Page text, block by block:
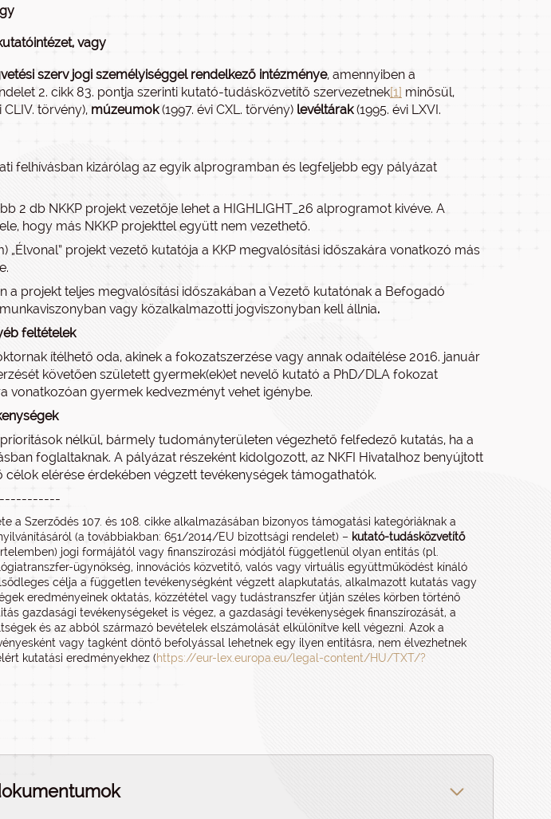
vagy
szerv jogi személyiséggel rendelkező intézménye, amennyiben a
2. cikk 83. pontja szerinti kutató-tudásközvetítő szervezetnek[1] minősül,
CLIV. törvény), múzeumok(1997. évi CXL. törvény) levéltárak(1995. évi LXVI.
felhívásban kizárólag az egyik alprogramban és legfeljebb egy pályázat
2 db NKKP projekt vezetője lehet a HIGHLIGHT_26 alprogramot kivéve. A
hogy más NKKP projekttel együtt nem vezethető.
„Élvonal” projekt vezető kutatója a KKP megvalósítási időszakára vonatkozó más
a projekt teljes megvalósítási időszakában a Vezető kutatónak a Befogadó
vagy közalkalmazotti jogviszonyban kell állnia.
feltételek
ítélhető oda, akinek a fokozatszerzése vagy annak odaítélése 2016. január
követően született gyermek(ek)et nevelő kutató a PhD/DLA fokozat
vonatkozóan gyermek kedvezményt vehet igénybe.
nélkül, bármely tudományterületen végezhető felfedező kutatás, ha a
foglaltaknak. A pályázat részeként kidolgozott, az NKFI Hivatalhoz benyújtott
elérése érdekében végzett tevékenységek támogathatók.
a Szerződés 107. és 108. cikke alkalmazásában bizonyos támogatási kategóriáknak a
(a továbbiakban: 651/2014/EU bizottsági rendelet) – kutató-tudásközvetítő
jogi formájától vagy finanszírozási módjától függetlenül olyan entitás (pl.
ügynökség, innovációs közvetítő, valós vagy virtuális együttműködést kínáló
célja a független tevékenységként végzett alapkutatás, alkalmazott kutatás vagy
eredményeinek oktatás, közzététel vagy tudástranszfer útján széles körben történő
gazdasági tevékenységeket is végez, a gazdasági tevékenységek finanszírozását, a
és az abból származó bevételek elszámolását elkülönítve kell végezni. Azok a
vagy tagként döntő befolyással lehetnek egy ilyen entitásra, nem élvezhetnek
kutatási eredményekhez (https://eur-lex.europa.eu/legal-content/HU/TXT/?